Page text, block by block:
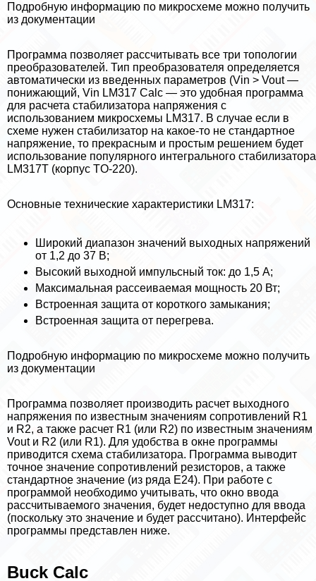
Подробную информацию по микросхеме можно получить
из документации
Программа позволяет рассчитывать все три топологии
преобразователей. Тип преобразователя определяется
автоматически из введенных параметров (Vin > Vout —
понижающий, Vin LM317 Calc — это удобная программа
для расчета стабилизатора напряжения с
использованием микросхемы LM317. В случае если в
схеме нужен стабилизатор на какое-то не стандартное
напряжение, то прекрасным и простым решением будет
использование популярного интегрального стабилизатора
LM317T (корпус TO-220).
Основные технические хаpaктеристики LM317:
Широкий диапазон значений выходных напряжений
от 1,2 до 37 В;
Высокий выходной импульсный ток: до 1,5 А;
Максимальная рассеиваемая мощность 20 Вт;
Встроенная защита от короткого замыкания;
Встроенная защита от перегрева.
Подробную информацию по микросхеме можно получить
из документации
Программа позволяет производить расчет выходного
напряжения по известным значениям сопротивлений R1
и R2, а также расчет R1 (или R2) по известным значениям
Vout и R2 (или R1). Для удобства в окне программы
приводится схема стабилизатора. Программа выводит
точное значение сопротивлений резисторов, а также
стандартное значение (из ряда E24). При работе с
программой необходимо учитывать, что окно ввода
рассчитываемого значения, будет недоступно для ввода
(поскольку это значение и будет рассчитано). Интерфейс
программы представлен ниже.
Buck Calc